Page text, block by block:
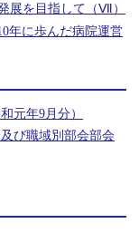
展を目指して（Ⅶ）
年に歩んだ病院運営
元年9月分）
び職域別部会部会